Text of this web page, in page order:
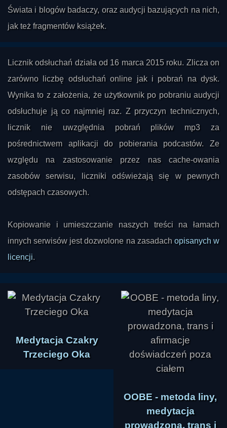
Świata i blogów badaczy, oraz audycji bazujących na nich,
jak też fragmentów książek.
Licznik odsłuchań działa od 16 marca 2015 roku. Zlicza on
zarówno liczbę odsłuchań online jak i pobrań na dysk.
Wynika to z założenia, że użytkownik po pobraniu audycji
odsłuchuje ją co najmniej raz. Z przyczyn technicznych,
licznik nie uwzględnia pobrań plików mp3 za
pośrednictwem aplikacji do pobierania podcastów. Ze
względu na zastosowanie przez nas cache-owania
zasobów serwisu, liczniki odświeżają się w pewnych
odstępach czasowych.
Kopiowanie i umieszczanie naszych treści na łamach
innych serwisów jest dozwolone na zasadach opisanych w
licencji.
Medytacja Czakry
Trzeciego Oka
OOBE - metoda liny,
medytacja
prowadzona, trans i